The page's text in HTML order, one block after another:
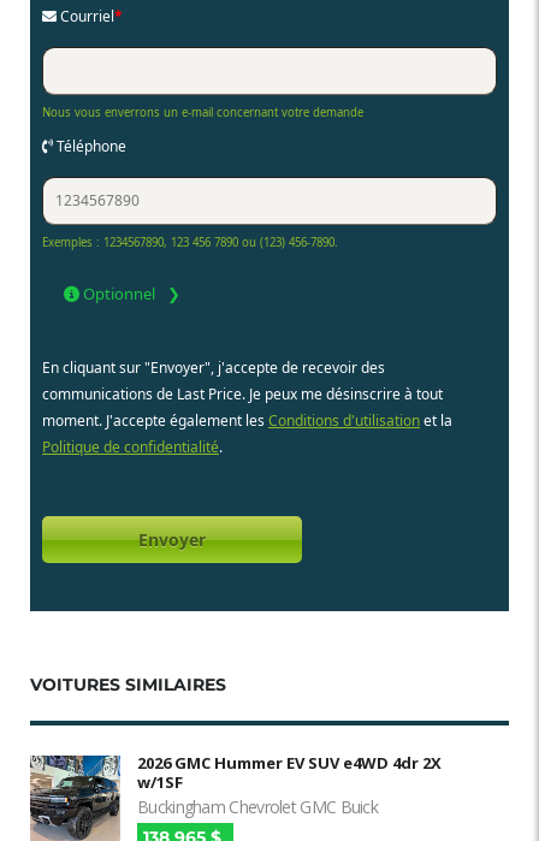
Courriel*
Nous vous enverrons un e-mail concernant votre demande
Téléphone
Exemples : 1234567890, 123 456 7890 ou (123) 456-7890.
Optionnel
En cliquant sur "Envoyer", j'accepte de recevoir des
communications de Last Price. Je peux me désinscrire à tout
moment. J'accepte également les Conditions d'utilisationet la
Politique de confidentialité.
VOITURES SIMILAIRES
2026 GMC Hummer EV SUV e4WD 4dr 2X
w/1SF
Buckingham Chevrolet GMC Buick